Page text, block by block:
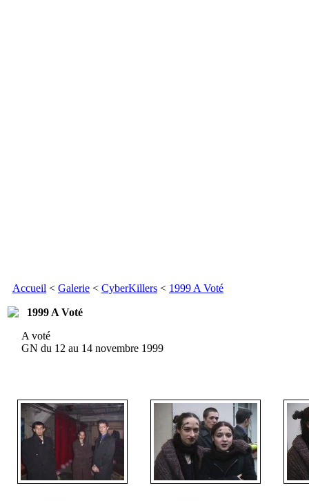
Accueil < Galerie < CyberKillers < 1999 A Voté
1999 A Voté
A voté
GN du 12 au 14 novembre 1999